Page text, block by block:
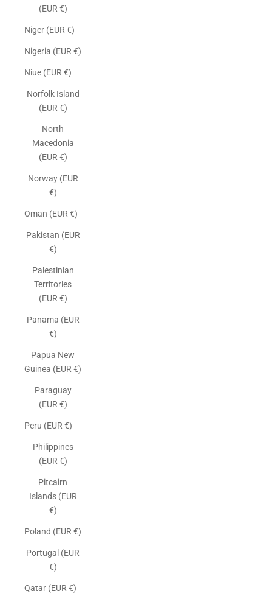
(EUR €)
Niger (EUR €)
Nigeria (EUR €)
Niue (EUR €)
Norfolk Island
(EUR €)
North
Macedonia
(EUR €)
Norway (EUR
€)
Oman (EUR €)
Pakistan (EUR
€)
Palestinian
Territories
(EUR €)
Panama (EUR
€)
Papua New
Guinea (EUR €)
Paraguay
(EUR €)
Peru (EUR €)
Philippines
(EUR €)
Pitcairn
Islands (EUR
€)
Poland (EUR €)
Portugal (EUR
€)
Qatar (EUR €)